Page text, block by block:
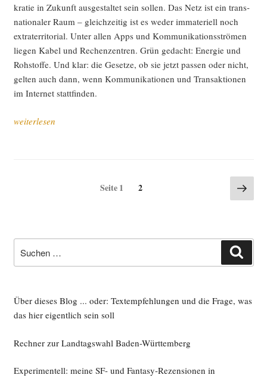
kra­tie in Zukunft aus­ge­stal­tet sein sol­len. Das Netz ist ein trans­
na­tio­na­ler Raum – gleich­zei­tig ist es weder imma­te­ri­ell noch
extra­ter­ri­to­ri­al. Unter allen Apps und Kom­mu­ni­ka­ti­ons­strö­men
lie­gen Kabel und Rechen­zen­tren. Grün gedacht: Ener­gie und
Roh­stof­fe. Und klar: die Geset­ze, ob sie jetzt pas­sen oder nicht,
gel­ten auch dann, wenn Kom­mu­ni­ka­tio­nen und Trans­ak­tio­nen
im Inter­net stattfinden.
„Work
ne
Netz­
tik
(Ver­
on
weiterlesen
Seitennummerierung
Seite1 Seite
2
Seite
nach:
Über dieses Blog ... oder: Textempfehlungen und die Frage, was
das hier eigentlich sein soll
Rechner zur Landtagswahl Baden-Württemberg
Experimentell: meine SF- und Fantasy-Rezensionen in